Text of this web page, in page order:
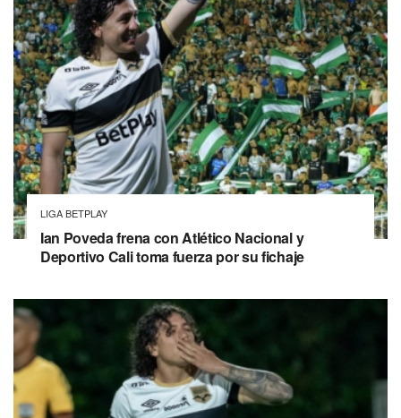
LIGA BETPLAY
Ian Poveda frena con Atlético Nacional y
Deportivo Cali toma fuerza por su fichaje